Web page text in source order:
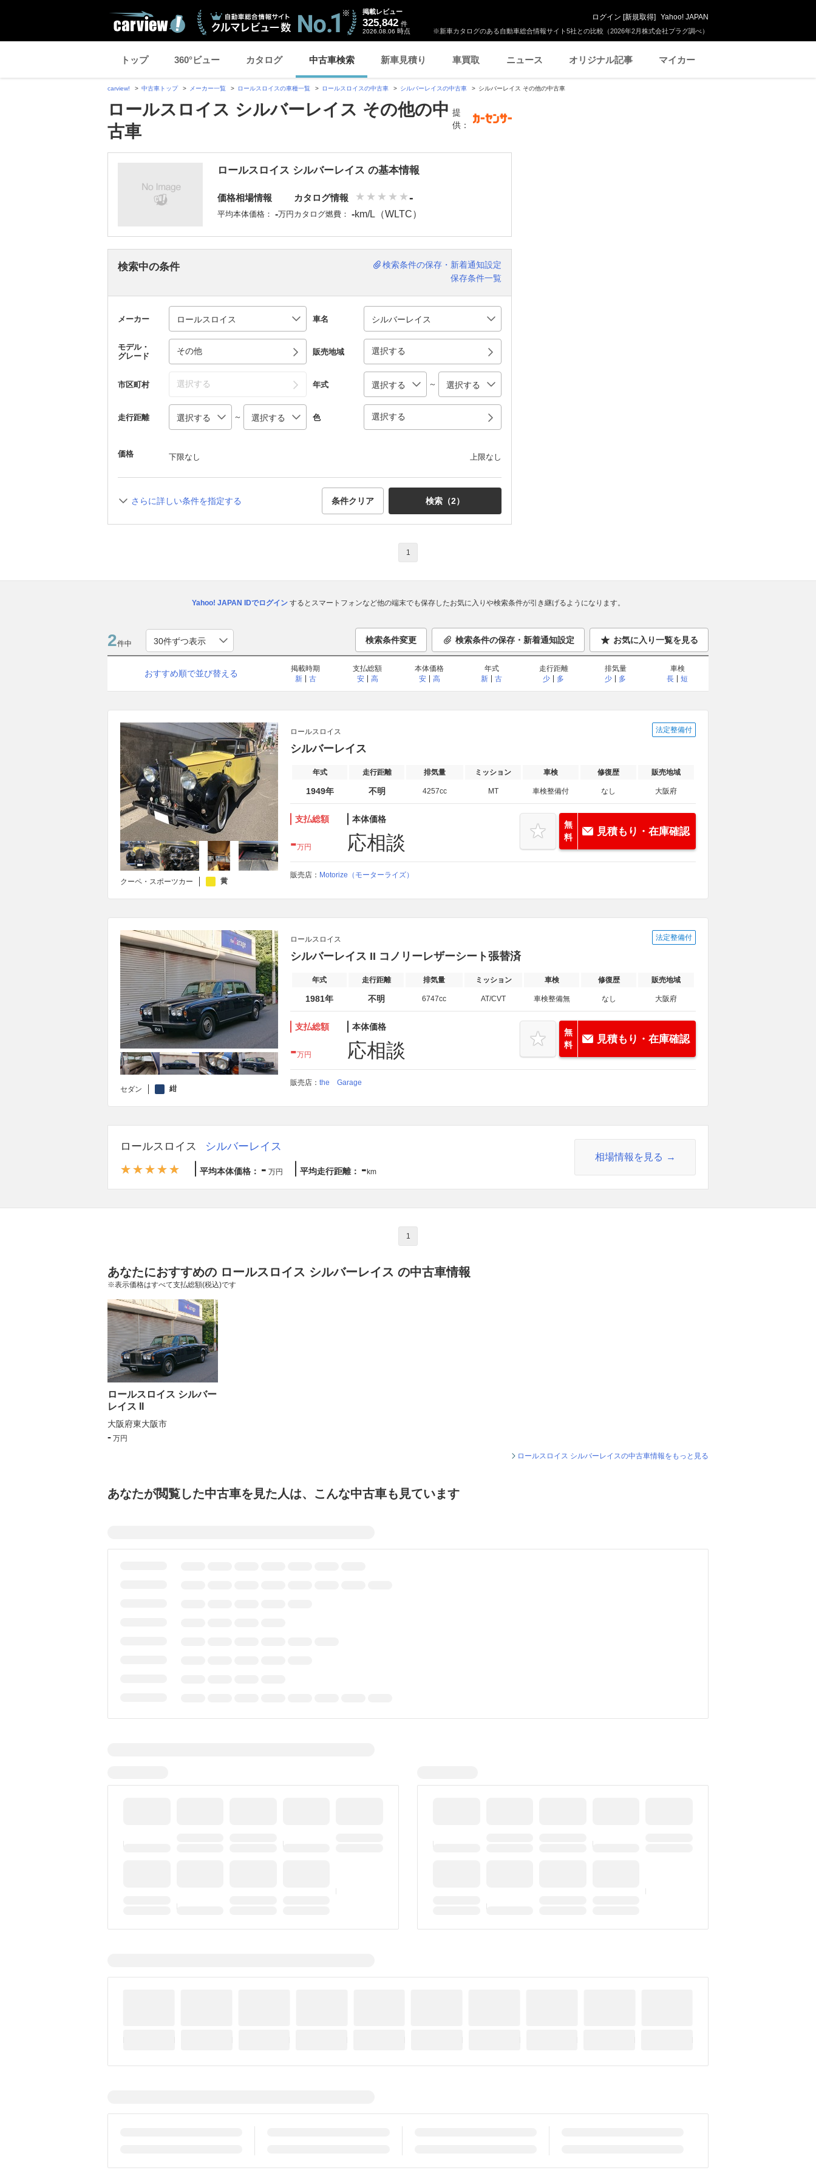
※新車カタログのある自動車総合情報サイト5社との比較（2026年2月株式会社プラグ調べ）
掲載レビュー
325,842 件
2026.08.06 時点
ログイン [新規取得] Yahoo! JAPAN
トップ 360°ビュー カタログ 中古車検索 新車見積り 車買取 ニュース オリジナル記事 マイカー
carview! 中古車トップ メーカー一覧 ロールスロイスの車種一覧 ロールスロイスの中古車 シルバーレイスの中古車 シルバーレイス その他の中古車
ロールスロイス シルバーレイス その他の中
古車
提
供：
ロールスロイス シルバーレイス の基本情報
価格相場情報
平均本体価格： -万円
カタログ情報 -
カタログ燃費： -km/L（WLTC）
検索中の条件
検索条件の保存・新着通知設定
保存条件一覧
メーカー 車名
モデル・
グレード
その他 販売地域 選択する
市区町村 選択する 年式 ～
走行距離 ～ 色 選択する
価格 下限なし 上限なし
さらに詳しい条件を指定する 条件クリア 検索（2）
1
Yahoo! JAPAN IDでログインするとスマートフォンなど他の端末でも保存したお気に入りや検索条件が引き継げるようになります。
2件中 検索条件変更 検索条件の保存・新着通知設定 お気に入り一覧を見る
おすすめ順で並び替える
掲載時期
新
古
支払総額
安
高
本体価格
安
高
年式
新
古
走行距離
少
多
排気量
少
多
車検
長
短
クーペ・スポーツカー 黄
ロールスロイス 法定整備付
シルバーレイス
年式 走行距離 排気量 ミッション 車検 修復歴 販売地域
1949年 不明 4257cc MT 車検整備付 なし 大阪府
支払総額
-万円
本体価格
応相談
無
料
見積もり・在庫確認
販売店： Motorize（モーターライズ）
セダン 紺
ロールスロイス 法定整備付
シルバーレイス II コノリーレザーシート張替済
年式 走行距離 排気量 ミッション 車検 修復歴 販売地域
1981年 不明 6747cc AT/CVT 車検整備無 なし 大阪府
支払総額
-万円
本体価格
応相談
無
料
見積もり・在庫確認
販売店： the Garage
ロールスロイス シルバーレイス
平均本体価格： - 万円 平均走行距離： - km
相場情報を見る
1
あなたにおすすめの ロールスロイス シルバーレイス の中古車情報
※表示価格はすべて支払総額(税込)です
ロールスロイス シルバー
レイス II
大阪府東大阪市
- 万円
ロールスロイス シルバーレイスの中古車情報をもっと見る
あなたが閲覧した中古車を見た人は、こんな中古車も見ています